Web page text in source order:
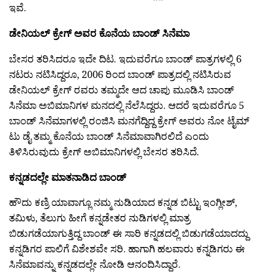
ಇವೆ.
ಡೇನಿಯಲ್ ಕ್ರೇಗ್ ಅವರ ಕೊನೆಯ ಬಾಂಡ್ ಸಿನೆಮಾ
ಬೇಸರ ತರಿಸಿದರೂ ಇದೇ ದಿಟ. ಇದುವರೆಗೂ ಬಾಂಡ್ ಪಾತ್ರಗಳಲ್ಲಿ 6
ನಟರು ನಟಿಸಿದ್ದರೂ, 2006 ರಿಂದ ಬಾಂಡ್ ಪಾತ್ರದಲ್ಲಿ ನಟಿಸಿರುವ
ಡೇನಿಯಲ್ ಕ್ರೇಗ್ ರವರು ತಮ್ಮದೇ ಆದ ಚಾಪು ಮೂಡಿಸಿ ಬಾಂಡ್
ಸಿನೆಮಾ ಅಬಿಮಾನಿಗಳ ಮನದಲ್ಲಿ ನೆಲೆಸಿದ್ದರು. ಆದರೆ ಇದುವರೆಗೂ 5
ಬಾಂಡ್ ಸಿನೆಮಾಗಳಲ್ಲಿ ರಂಜಿಸಿ ಮನಗೆದ್ದಿದ್ದ ಕ್ರೇಗ್ ಅವರು ನೋ ಟೈಮ್
ಟು ಡೈ ತಮ್ಮ ಕೊನೆಯ ಬಾಂಡ್ ಸಿನೆಮಾವಾಗಿರಲಿದೆ ಎಂದು
ತಿಳಿಸಿರುವುದು ಕ್ರೇಗ್ ಅಬಿಮಾನಿಗಳಲ್ಲಿ ಬೇಸರ ತರಿಸಿದೆ.
ಕನ್ನಡದಲ್ಲೇ ಮಾತನಾಡಿದ ಬಾಂಡ್
ಹೌದು ಕಣ್ರಿ ಯಾವಾಗ್ಲೂ ನಮ್ಮ ನುಡಿಯಾದ ಕನ್ನಡ ಬಿಟ್ಟು ಇಂಗ್ಲೀಶ್,
ತಮಿಳು, ತೆಲುಗು ಹೀಗೆ ಕನ್ನಡೇತರ ನುಡಿಗಳಲ್ಲಿ ಮಾತ್ರ
ಬಿಡುಗಡೆಯಾಗುತ್ತಿದ್ದ ಬಾಂಡ್ ಈ ಸಾರಿ ಕನ್ನಡದಲ್ಲಿ ಬಿಡುಗಡೆಯಾದದ್ದು
ಕನ್ನಡಿಗರ ಪಾಲಿಗೆ ವಿಶೇಶವೇ ಸರಿ. ಹಾಗಾಗಿ ಹಲವಾರು ಕನ್ನಡಿಗರು ಈ
ಸಿನೆಮಾವನ್ನು ಕನ್ನಡದಲ್ಲೇ ನೋಡಿ ಆನಂದಿಸಿದ್ದಾರೆ.